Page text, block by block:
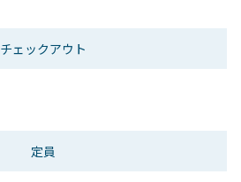
チェックアウト
定員